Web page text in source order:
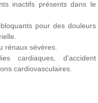
inactifs présents dans le
pour des douleurs
rénaux sévères.
cardiaques, d'accident
cardiovasculaires.